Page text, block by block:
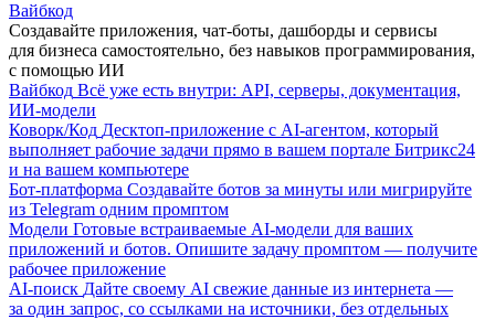
Вайбкод
Создавайте приложения, чат-боты, дашборды и сервисы
для бизнеса самостоятельно, без навыков программирования,
с помощью ИИ
Вайбкод Всё уже есть внутри: API, серверы, документация,
ИИ-модели
Коворк/Код Десктоп-приложение с AI-агентом, который
выполняет рабочие задачи прямо в вашем портале Битрикс24
и на вашем компьютере
Бот-платформа Создавайте ботов за минуты или мигрируйте
из Telegram одним промптом
Модели Готовые встраиваемые AI-модели для ваших
приложений и ботов. Опишите задачу промптом — получите
рабочее приложение
AI-поиск Дайте своему AI свежие данные из интернета —
за один запрос, со ссылками на источники, без отдельных